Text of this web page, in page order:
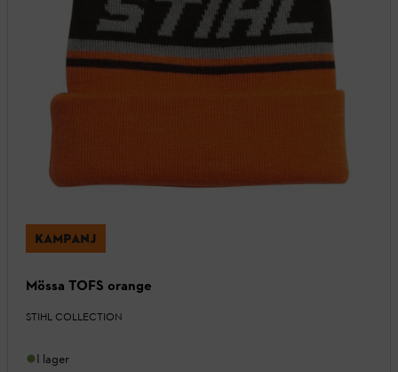
KAMPANJ
Mössa TOFS orange
STIHL COLLECTION
I lager